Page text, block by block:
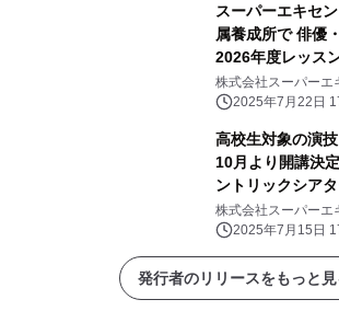
スーパーエキセ
属養成所で 俳優
2026年度レッス
株式会社スーパーエ
2025年7月22日
高校生対象の演
10月より開講決
ントリックシア
を担当
株式会社スーパーエ
2025年7月15日
発行者のリリースをもっと見